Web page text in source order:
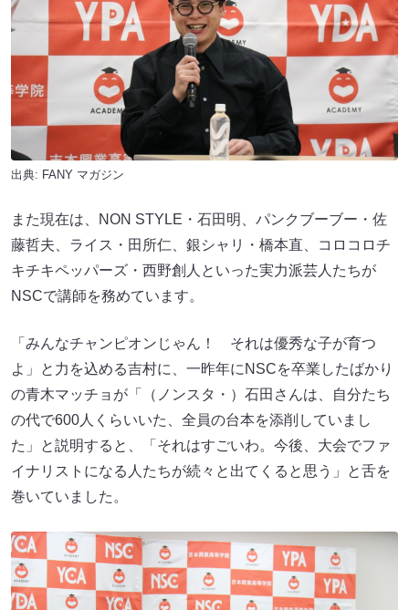
出典: FANY マガジン
また現在は、NON STYLE・石田明、パンクブーブー・佐
藤哲夫、ライス・田所仁、銀シャリ・橋本直、コロコロチ
キチキペッパーズ・西野創人といった実力派芸人たちが
NSCで講師を務めています。
「みんなチャンピオンじゃん！ それは優秀な子が育つ
よ」と力を込める吉村に、一昨年にNSCを卒業したばかり
の青木マッチョが「（ノンスタ・）石田さんは、自分たち
の代で600人くらいいた、全員の台本を添削していまし
た」と説明すると、「それはすごいわ。今後、大会でファ
イナリストになる人たちが続々と出てくると思う」と舌を
巻いていました。